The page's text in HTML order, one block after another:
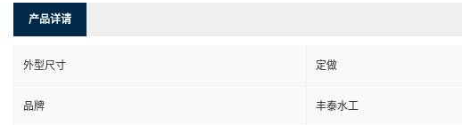
产品详请
外型尺寸 定做
品牌 丰泰水工